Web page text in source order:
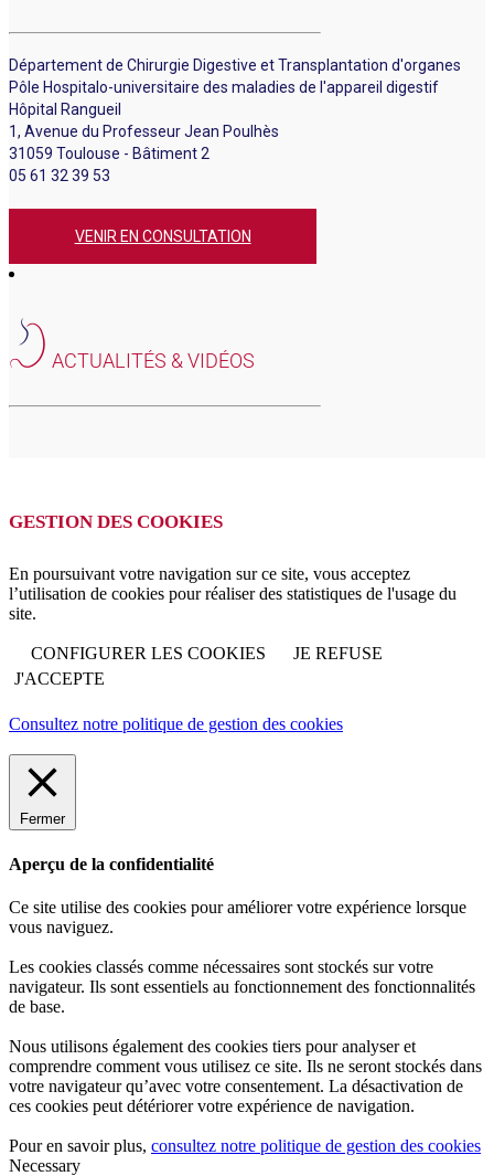
Département de Chirurgie Digestive et Transplantation d'organes
Pôle Hospitalo-universitaire des maladies de l'appareil digestif
Hôpital Rangueil
1, Avenue du Professeur Jean Poulhès
31059 Toulouse - Bâtiment 2
05 61 32 39 53
VENIR EN CONSULTATION
ACTUALITÉS & VIDÉOS
GESTION DES COOKIES
En poursuivant votre navigation sur ce site, vous acceptez
l’utilisation de cookies pour réaliser des statistiques de l'usage du
site.
CONFIGURER LES COOKIES
JE REFUSE
J'ACCEPTE
Consultez notre politique de gestion des cookies
Fermer
Aperçu de la confidentialité
Ce site utilise des cookies pour améliorer votre expérience lorsque
vous naviguez.
Les cookies classés comme nécessaires sont stockés sur votre
navigateur. Ils sont essentiels au fonctionnement des fonctionnalités
de base.
Nous utilisons également des cookies tiers pour analyser et
comprendre comment vous utilisez ce site. Ils ne seront stockés dans
votre navigateur qu’avec votre consentement. La désactivation de
ces cookies peut détériorer votre expérience de navigation.
Pour en savoir plus, consultez notre politique de gestion des cookies
Necessary